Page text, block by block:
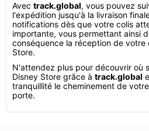
Avec track.global, vous pouvez
l'expédition jusqu'à la livraison
notifications dès que votre colis
importante, vous permettant ainsi
conséquence la réception de votre
Store.
N'attendez plus pour découvrir où
Disney Store grâce à track.global
tranquillité le cheminement de
porte.